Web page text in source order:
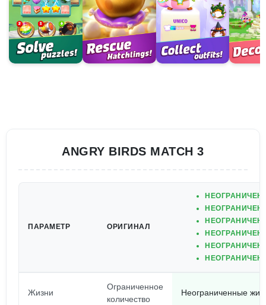
ANGRY BIRDS MATCH 3
ПАРАМЕТР ОРИГИНАЛ
Жизни
Ограниченное
количество
Неограниченные